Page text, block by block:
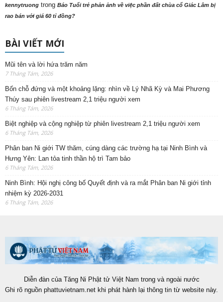
kennytruong trong Báo Tuổi trẻ phản ảnh về việc phần đất chùa cổ Giác Lâm bị
rao bán với giá 60 tỉ đồng?
BÀI VIẾT MỚI
Mũi tên và lời hứa trăm năm
7 Tháng Tám, 2026
Bốn chỗ đứng và một khoảng lặng: nhìn về Lý Nhã Kỳ và Mai Phương
Thúy sau phiên livestream 2,1 triệu người xem
6 Tháng Tám, 2026
Biệt nghiệp và cộng nghiệp từ phiên livestream 2,1 triệu người xem
6 Tháng Tám, 2026
Phân ban Ni giới TW thăm, cúng dàng các trường hạ tại Ninh Bình và
Hưng Yên: Lan tỏa tinh thần hộ trì Tam bảo
6 Tháng Tám, 2026
Ninh Bình: Hội nghị công bố Quyết định và ra mắt Phân ban Ni giới tỉnh
nhiệm kỳ 2026-2031
6 Tháng Tám, 2026
Diễn đàn của Tăng Ni Phật tử Việt Nam trong và ngoài nước
Ghi rõ nguồn phattuvietnam.net khi phát hành lại thông tin từ website này.